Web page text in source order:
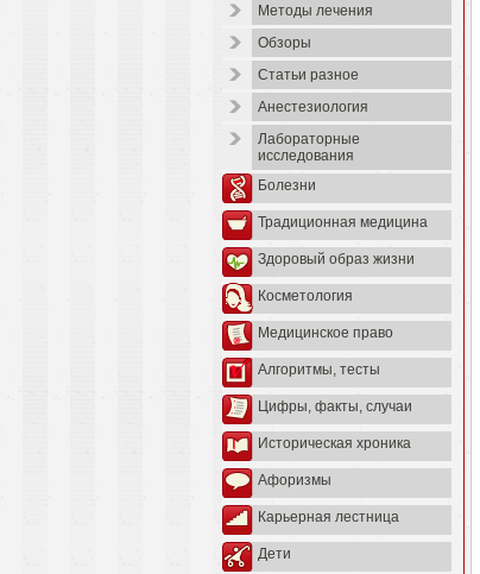
Методы лечения
Обзоры
Статьи разное
Анестезиология
Лабораторные
исследования
Болезни
Традиционная медицина
Здоровый образ жизни
Косметология
Медицинское право
Алгоритмы, тесты
Цифры, факты, случаи
Историческая хроника
Афоризмы
Карьерная лестница
Дети